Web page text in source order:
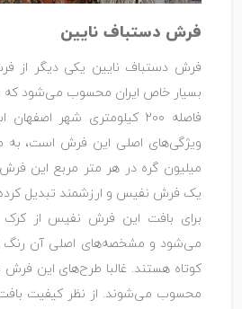
فرش دستباف نایین
فرش دستباف نایین یکی دیگر از
بسیار خاص ایران محسوب می‌شود که
فاصله 200 کیلومتری شهر
ویژگی‌های اصلی این فرش است،
میلیون گره در هر متر مربع این
یک فرش نفیس و ارزشمند تبدیل
برای بافت این فرش نفیس از کرک
می‌شود و مشخصه‌های اصلی آن رنگ
کوتاه هستند. غالبا طرح‌های این